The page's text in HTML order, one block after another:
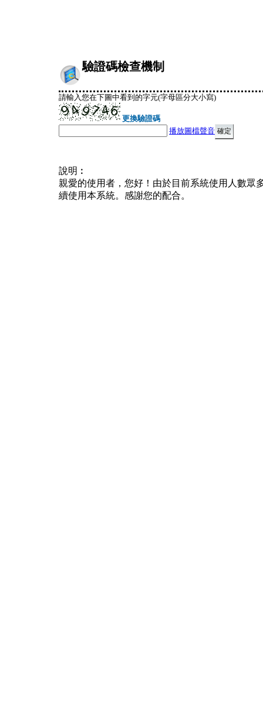
驗證碼檢查機制
請輸入您在下圖中看到的字元(字母區分大小寫)
更換驗證碼
播放圖檔聲音
說明︰
親愛的使用者，您好！由於目前系統使用人數眾
續使用本系統。感謝您的配合。